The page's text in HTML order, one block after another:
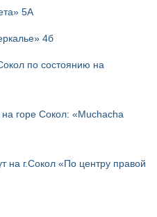
5А
4б
по состоянию на
горе Сокол: «Muchacha
на г.Сокол «По центру правой